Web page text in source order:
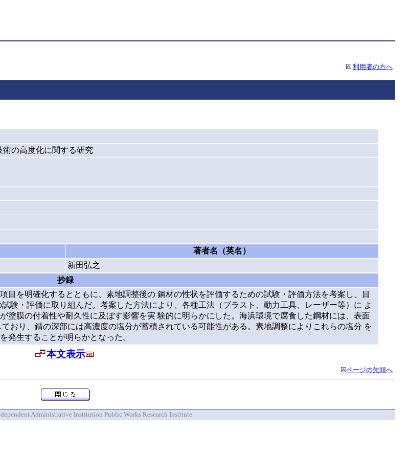
利用者の方へ
の高度化に関する研究
著者名（英名）
新田弘之
抄録
を明確化するとともに、素地調整後の 鋼材の性状を評価するための試験・評価方法を考案し、目
験・評価に取り組んだ。考案した方法により、各種工法（ブラスト、動力工具、レーザー等）に よ
塗膜の付着性や耐久性に及ぼす影響を実 験的に明らかにした。海浜環境で腐食した鋼材には、表面
おり、錆の深部には高濃度の塩分が蓄積されている可能性がある。素地調整によりこれらの塩分 を
発生することが明らかとなった。
本文表示
ページの先頭へ
Administrative Institution Public Works Research Institute